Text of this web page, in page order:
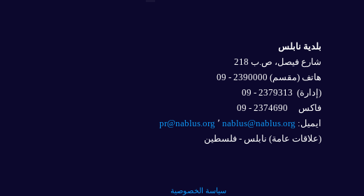
بلدية نابلس
شارع فيصل، ص.ب 218
هاتف (مقسم) 2390000 - 09
(إدارة)2379313 - 09
فاكس 2374690 - 09
ايميل: nablus@nablus.org٬
pr@nablus.org
(علاقات عامة) نابلس - فلسطين
سياسة الخصوصية